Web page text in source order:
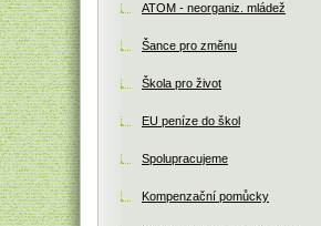
ATOM - neorganiz. mládež
Šance pro změnu
Škola pro život
EU peníze do škol
Spolupracujeme
Kompenzační pomůcky